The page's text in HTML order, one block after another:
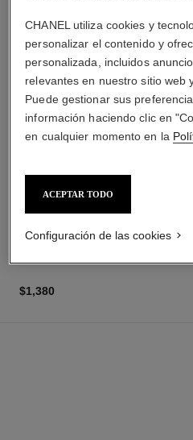
ultra le teint fluide
Larga Duración –
34 tonos disponibles
$1,470*
$1,380
CHANEL utiliza cookies y
personalizar el contenido y
personalizada, incluidos
relevantes en nuestro sitio web
Puede gestionar sus
información haciendo clic en
en cualquier momento en la
ACEPTAR TODO
Configuración de las cookies